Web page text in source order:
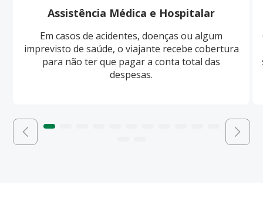
Assistência Médica e Hospitalar
Em casos de acidentes, doenças ou algum
imprevisto de saúde, o viajante recebe cobertura
para não ter que pagar a conta total das
despesas.